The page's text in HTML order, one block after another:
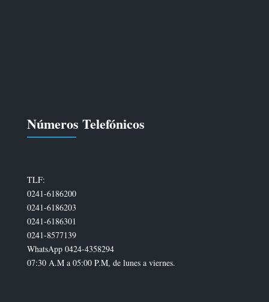
Números Telefónicos
TLF:
0241-6186200
0241-6186203
0241-6186301
0241-8577139
WhatsApp 0424-4358294
07:30 A.M a 05:00 P.M, de lunes a viernes.